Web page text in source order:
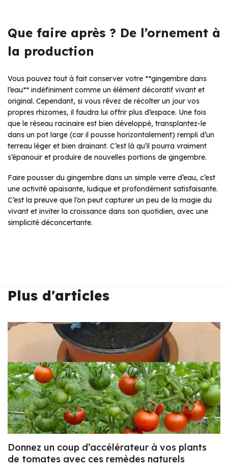
Que faire après ? De l’ornement à
la production
Vous pouvez tout à fait conserver votre **gingembre dans
l’eau** indéfiniment comme un élément décoratif vivant et
original. Cependant, si vous rêvez de récolter un jour vos
propres rhizomes, il faudra lui offrir plus d’espace. Une fois
que le réseau racinaire est bien développé, transplantez-le
dans un pot large (car il pousse horizontalement) rempli d’un
terreau léger et bien drainant. C’est là qu’il pourra vraiment
s’épanouir et produire de nouvelles portions de gingembre.
Faire pousser du gingembre dans un simple verre d’eau, c’est
une activité apaisante, ludique et profondément satisfaisante.
C’est la preuve que l’on peut capturer un peu de la magie du
vivant et inviter la croissance dans son quotidien, avec une
simplicité déconcertante.
Plus d'articles
Donnez un coup d’accélérateur à vos plants
de tomates avec ces remèdes naturels